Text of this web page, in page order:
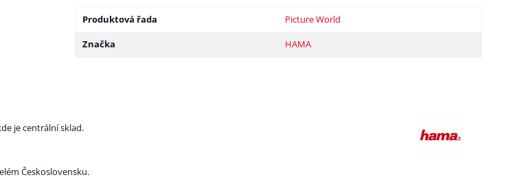
Produktová řada
Picture World
Značka
HAMA
je centrální sklad.
Československu.